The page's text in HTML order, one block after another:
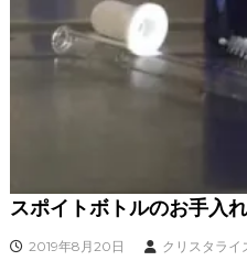
スポイトボトルのお手入
2019年8月20日 クリスタライ